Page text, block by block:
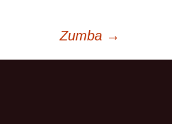
Zumba →